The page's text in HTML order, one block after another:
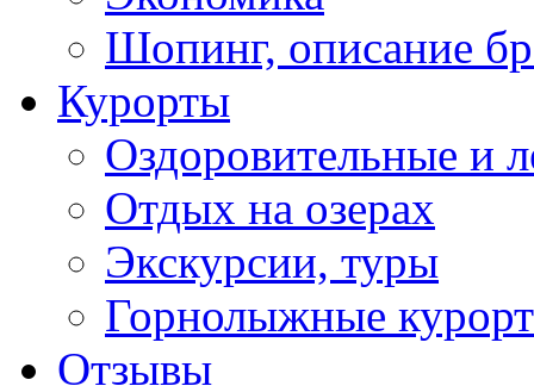
Шопинг, описание
Курорты
Оздоровительные и
Отдых на озерах
Экскурсии, туры
Горнолыжные
Отзывы